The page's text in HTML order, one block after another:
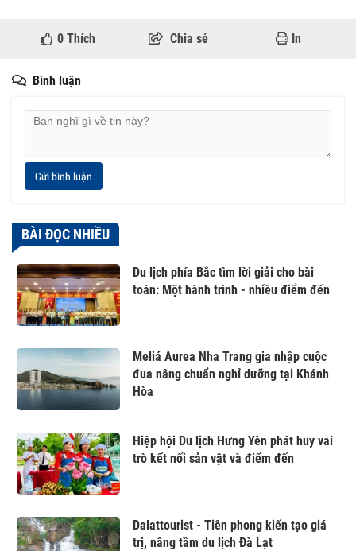
0Thích Chia sẻ In
Bình luận
Gửi bình luận
BÀI ĐỌC NHIỀU
Du lịch phía Bắc tìm lời giải cho bài
toán: Một hành trình - nhiều điểm đến
Meliá Aurea Nha Trang gia nhập cuộc
đua nâng chuẩn nghỉ dưỡng tại Khánh
Hòa
Hiệp hội Du lịch Hưng Yên phát huy vai
trò kết nối sản vật và điểm đến
Dalattourist - Tiên phong kiến tạo giá
trị, nâng tầm du lịch Đà Lạt